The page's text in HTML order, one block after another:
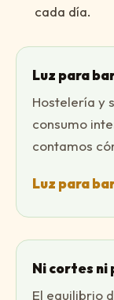
cada día.
Luz para
Hostelería y
consumo
contamos
Luz para
Ni cortes ni
El equilibrio